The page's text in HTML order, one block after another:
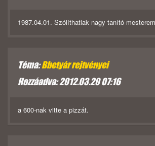
1987.04.01. Szólíthatlak nagy tanító
Téma:Bbetyár rejtvényei
Hozzáadva: 2012.03.20 07:16
a 600-nak vitte a pizzát.